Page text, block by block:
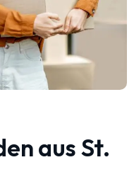
aus St.